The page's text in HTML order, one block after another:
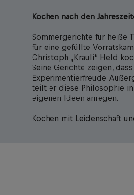
Kochen nach den
Sommergerichte für heiße
für eine gefüllte
Christoph „Krauli“ Held
Seine Gerichte zeigen,
Experimentierfreude
teilt er diese Philosophie in
eigenen Ideen anregen.
Kochen mit Leidenschaft